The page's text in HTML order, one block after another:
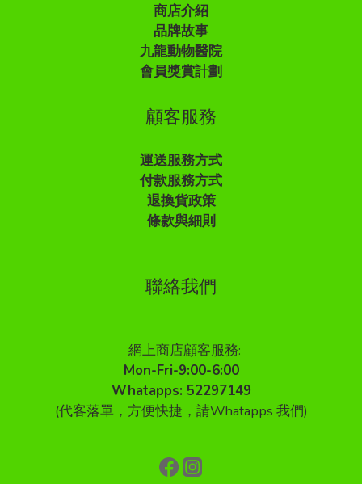
商店介紹
品牌故事
九龍動物醫院
會員獎賞計劃
顧客服務
運送服務方式
付款服務方式
退換貨政策
條款與細則
聯絡我們
網上商店顧客服務:
Mon-Fri-9:00-6:00
Whatapps: 52297149
(代客落單，方便快捷，請Whatapps 我們)